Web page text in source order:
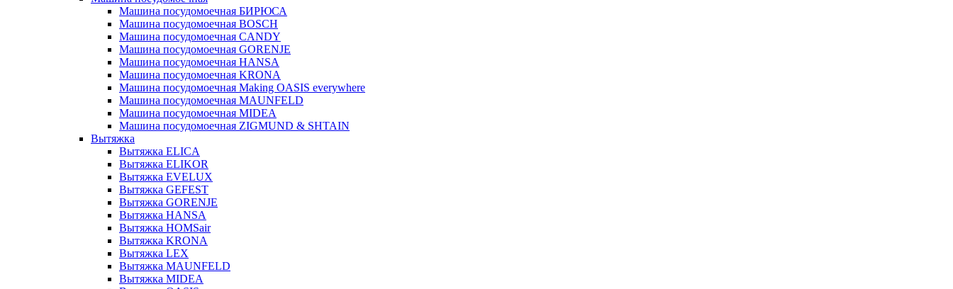
Машина посудомоечная БИРЮСА
Машина посудомоечная BOSCH
Машина посудомоечная CANDY
Машина посудомоечная GORENJE
Машина посудомоечная HANSA
Машина посудомоечная KRONA
Машина посудомоечная Making OASIS everywhere
Машина посудомоечная MAUNFELD
Машина посудомоечная MIDEA
Машина посудомоечная ZIGMUND & SHTAIN
Вытяжка
Вытяжка ELICA
Вытяжка ELIKOR
Вытяжка EVELUX
Вытяжка GEFEST
Вытяжка GORENJE
Вытяжка HANSA
Вытяжка HOMSair
Вытяжка KRONA
Вытяжка LEX
Вытяжка MAUNFELD
Вытяжка MIDEA